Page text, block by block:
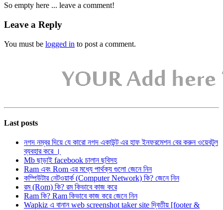
So empty here ... leave a comment!
Leave a Reply
You must be logged in to post a comment.
Last posts
নগদ নম্বর দিয়ে যে কারো নগদ একাউন্ট এর হাফ ইনফরমেশন বের করুন ওয়েবটুল
ব্যবহার করে ।
Mb ছাড়াই facebook চালান ছবিসহ
Ram এবং Rom এর মধ্যে পার্থক্য গুলো জেনে নিন
কম্পিউটার নেটওয়ার্ক (Computer Network) কি? জেনে নিন
রম (Rom) কি? রম কিভাবে কাজ করে
Ram কি? Ram কিভাবে কাজ করে জেনে নিন
Wapkiz এ বানান web screenshot taker site দ্বিতীয় [footer &